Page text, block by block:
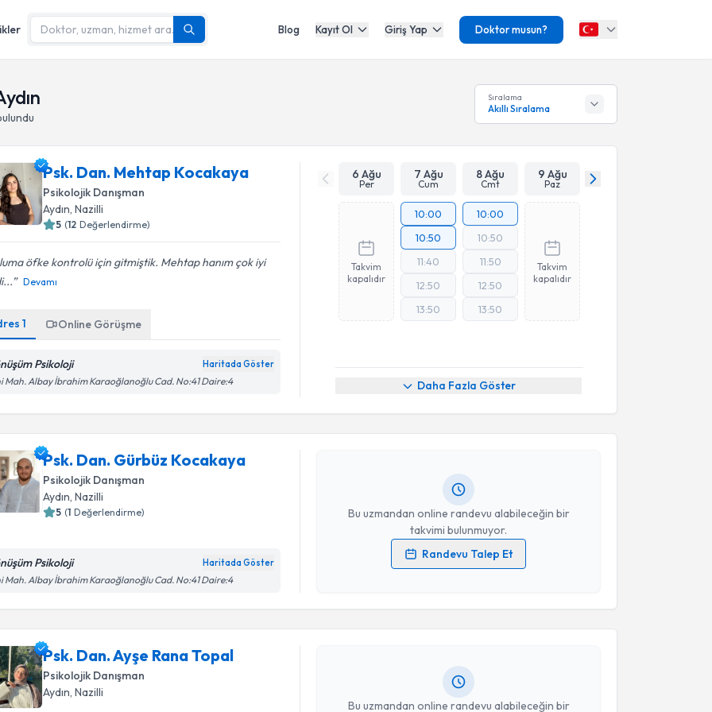
Blog Kayıt Ol Giriş Yap Doktor musun?
Sıralama
Akıllı Sıralama
Psk. Dan. Mehtap Kocakaya
Psikolojik Danışman
Aydın,Nazilli
5 (12 Değerlendirme)
öfke kontrolü için gitmiştik. Mehtap hanım çok iyi
Devamı
1 Online Görüşme
Psikoloji Haritada Göster
Mah. Albay İbrahim Karaoğlanoğlu Cad. No:41 Daire:4
6 Ağu
Per
7 Ağu
Cum
8 Ağu
Cmt
9 Ağu
Paz
Takvim
kapalıdır
10:00
10:50
11:40
12:50
13:50
10:00
10:50
11:50
12:50
13:50
Takvim
kapalıdır
Daha Fazla Göster
Psk. Dan. Gürbüz Kocakaya
Psikolojik Danışman
Aydın ,Nazilli
5 (1 Değerlendirme)
Psikoloji Haritada Göster
Mah. Albay İbrahim Karaoğlanoğlu Cad. No:41 Daire:4
Bu uzmandan online randevu alabileceğin bir
takvimi bulunmuyor.
Randevu Talep Et
Kişisel verilerimin işlenmesine ilişkinAydınlatma Metni
Psk. Dan. Ayşe Rana Topal
Psikolojik Danışman
Aydın ,Nazilli
Bu uzmandan online randevu alabileceğin bir
Randevu Takvimi Talebi